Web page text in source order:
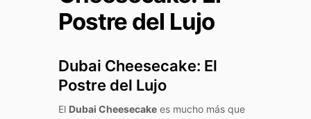
Postre del Lujo
Dubai Cheesecake: El
Postre del Lujo
El Dubai Cheesecake es mucho más que